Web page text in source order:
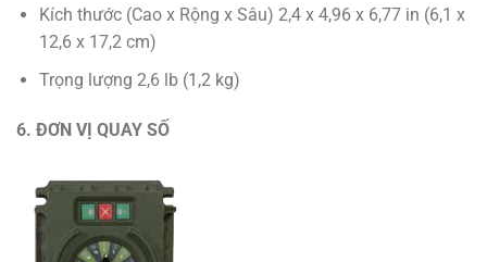
Kích thước (Cao x Rộng x Sâu) 2,4 x 4,96 x 6,77 in (6,1 x
12,6 x 17,2 cm)
Trọng lượng 2,6 lb (1,2 kg)
6. ĐƠN VỊ QUAY SỐ